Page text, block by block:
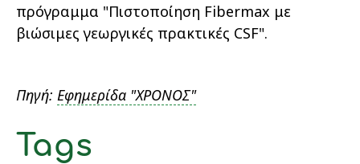
πρόγραμμα "Πιστοποίηση Fibermax με
βιώσιμες γεωργικές πρακτικές CSF".
Πηγή: Εφημερίδα "ΧΡΟΝΟΣ"
Tags